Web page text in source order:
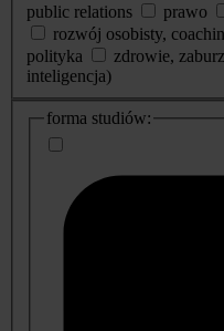
public relations
prawo
rozwój osobisty,
polityka
zdrowie,
inteligencja)
dodatkowe
informacje
forma studiów: